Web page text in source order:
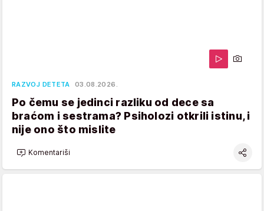
RAZVOJ DETETA 03.08.2026.
Po čemu se jedinci razliku od dece sa
braćom i sestrama? Psiholozi otkrili istinu, i
nije ono što mislite
Komentariši